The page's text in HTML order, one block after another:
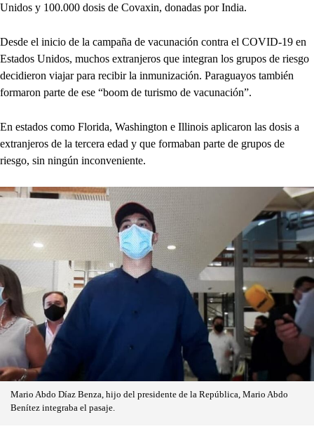
Unidos y 100.000 dosis de Covaxin, donadas por India.
Desde el inicio de la campaña de vacunación contra el COVID-19 en
Estados Unidos, muchos extranjeros que integran los grupos de riesgo
decidieron viajar para recibir la inmunización. Paraguayos también
formaron parte de ese “boom de turismo de vacunación”.
En estados como Florida, Washington e Illinois aplicaron las dosis a
extranjeros de la tercera edad y que formaban parte de grupos de
riesgo, sin ningún inconveniente.
Mario Abdo Díaz Benza, hijo del presidente de la República, Mario Abdo
Benítez integraba el pasaje.